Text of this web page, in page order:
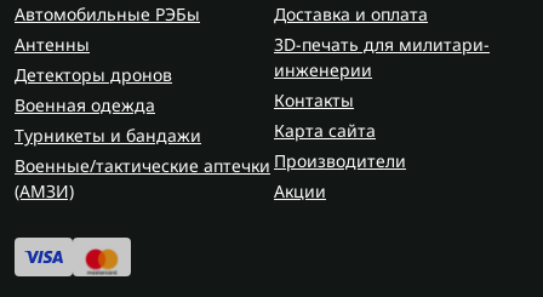
Автомобильные РЭБы
Антенны
Детекторы дронов
Военная одежда
Турникеты и бандажи
Военные/тактические аптечки
(AMЗИ)
Доставка и оплата
3D-печать для милитари-
инженерии
Контакты
Карта сайта
Производители
Акции